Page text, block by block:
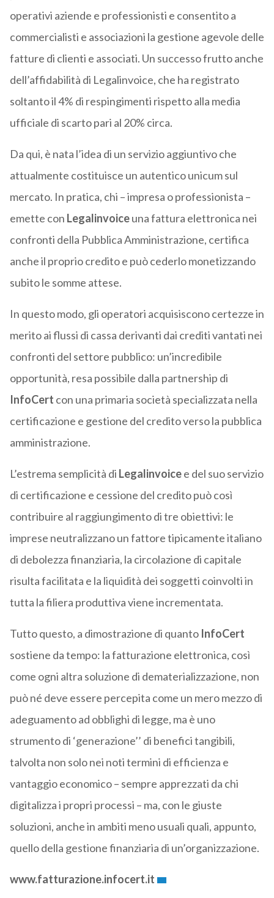
operativi aziende e professionisti e consentito a
commercialisti e associazioni la gestione agevole delle
fatture di clienti e associati. Un successo frutto anche
dell’affidabilità di Legalinvoice, che ha registrato
soltanto il 4% di respingimenti rispetto alla media
ufficiale di scarto pari al 20% circa.
Da qui, è nata l’idea di un servizio aggiuntivo che
attualmente costituisce un autentico unicum sul
mercato. In pratica, chi – impresa o professionista –
emette con Legalinvoiceuna fattura elettronica nei
confronti della Pubblica Amministrazione, certifica
anche il proprio credito e può cederlo monetizzando
subito le somme attese.
In questo modo, gli operatori acquisiscono certezze in
merito ai flussi di cassa derivanti dai crediti vantati nei
confronti del settore pubblico: un’incredibile
opportunità, resa possibile dalla partnership di
InfoCert con una primaria società specializzata nella
certificazione e gestione del credito verso la pubblica
amministrazione.
L’estrema semplicità di Legalinvoicee del suo servizio
di certificazione e cessione del credito può così
contribuire al raggiungimento di tre obiettivi: le
imprese neutralizzano un fattore tipicamente italiano
di debolezza finanziaria, la circolazione di capitale
risulta facilitata e la liquidità dei soggetti coinvolti in
tutta la filiera produttiva viene incrementata.
Tutto questo, a dimostrazione di quanto InfoCert
sostiene da tempo: la fatturazione elettronica, così
come ogni altra soluzione di dematerializzazione, non
può né deve essere percepita come un mero mezzo di
adeguamento ad obblighi di legge, ma è uno
strumento di ‘generazione’’ di benefici tangibili,
talvolta non solo nei noti termini di efficienza e
vantaggio economico – sempre apprezzati da chi
digitalizza i propri processi – ma, con le giuste
soluzioni, anche in ambiti meno usuali quali, appunto,
quello della gestione finanziaria di un’organizzazione.
www.fatturazione.infocert.it